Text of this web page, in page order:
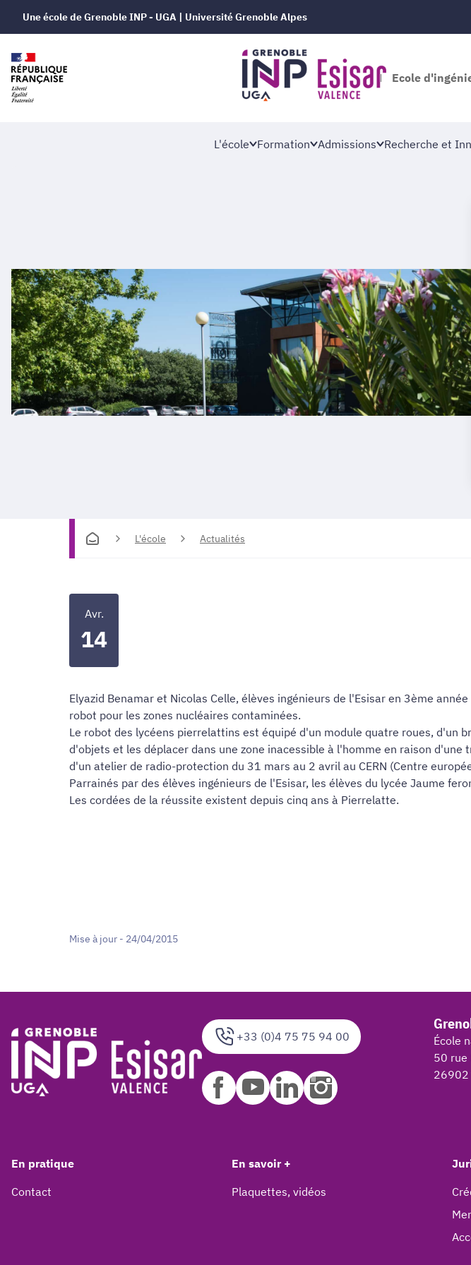
Une école de Grenoble INP - UGA | Université Grenoble Alpes
Ecole
L'école Formation Admissions Recherche et
L'école Actualités
Avr.
14
Elyazid Benamar et Nicolas Celle, élèves ingénieurs de l'Esisar en 3ème
robot pour les zones nucléaires contaminées.
Le robot des lycéens pierrelattins est équipé d'un module quatre roues, d'un
d'objets et les déplacer dans une zone inacessible à l'homme en raison
d'un atelier de radio-protection du 31 mars au 2 avril au CERN (Centre
Parrainés par des élèves ingénieurs de l'Esisar, les élèves du lycée Jaume
Les cordées de la réussite existent depuis cinq ans à Pierrelatte.
Mise à jour - 24/04/2015
+33 (0)4 75 75 94 00
École
50 rue
26902
En pratique
Contact
En savoir +
Plaquettes, vidéos